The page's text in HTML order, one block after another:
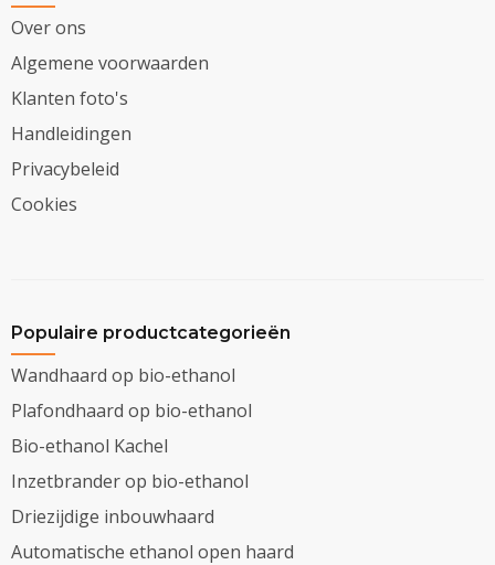
Over ons
Algemene voorwaarden
Klanten foto's
Handleidingen
Privacybeleid
Cookies
Populaire productcategorieën
Wandhaard op bio-ethanol
Plafondhaard op bio-ethanol
Bio-ethanol Kachel
Inzetbrander op bio-ethanol
Driezijdige inbouwhaard
Automatische ethanol open haard